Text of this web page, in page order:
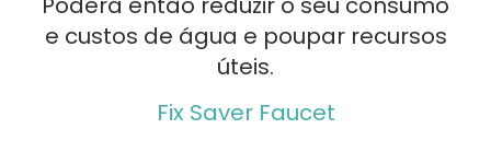
e custos de água e poupar recursos
úteis.
Fix Saver Faucet